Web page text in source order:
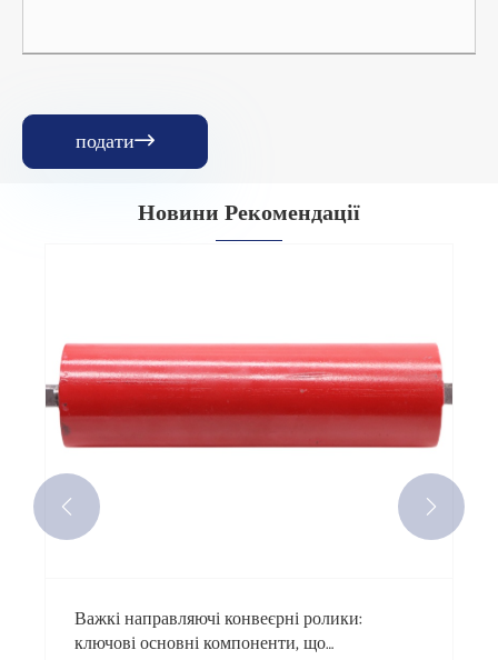
подати
Новини Рекомендації
Важкі направляючі конвеєрні ролики:
ключові основні компоненти, що
 